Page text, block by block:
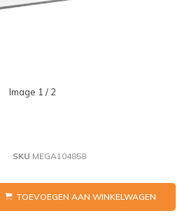
Image 1 / 2
SKU MEGA104858
TOEVOEGEN AAN WINKELWAGEN